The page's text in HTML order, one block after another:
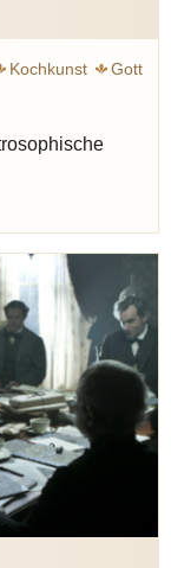
Kochkunst
Gott
Balzac Honoré de